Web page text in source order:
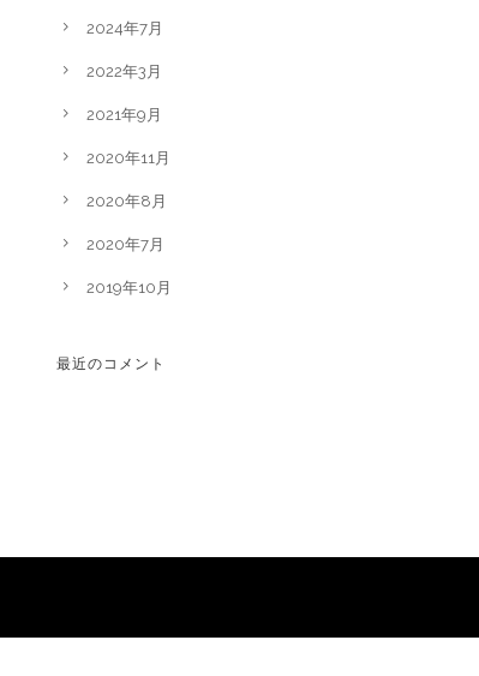
2024年7月
2022年3月
2021年9月
2020年11月
2020年8月
2020年7月
2019年10月
最近のコメント